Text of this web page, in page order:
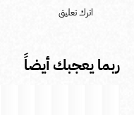
ربما يعجبك أيضاً